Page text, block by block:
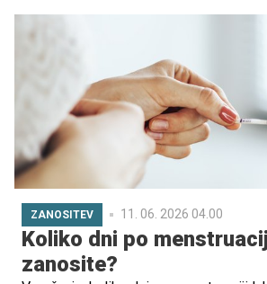
sončnih očal. Pa ne zgolj zaradi zaščite
temveč tudi pred prašnimi delci ali
pesek čim hitreje in čim bolj
Preverite, kaj svetuje oftalmolog.
ZANOSITEV 11. 06. 2026 04.00
Koliko dni po
zanosite?